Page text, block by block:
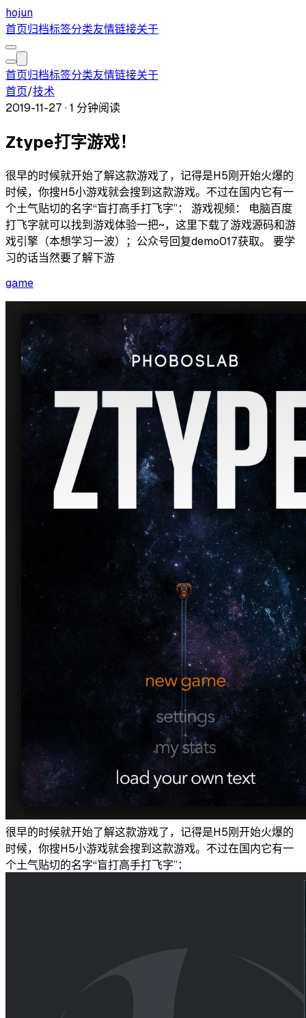
hojun
首页归档标签分类友情链接关于
首页归档标签分类友情链接关于
首页/技术
2019-11-27 · 1 分钟阅读
Ztype打字游戏！
很早的时候就开始了解这款游戏了，记得是H5刚开始火爆的
时候，你搜H5小游戏就会搜到这款游戏。不过在国内它有一
个土气贴切的名字“盲打高手打飞字”： 游戏视频： 电脑百度
打飞字就可以找到游戏体验一把~，这里下载了游戏源码和游
戏引擎（本想学习一波）；公众号回复demo017获取。 要学
习的话当然要了解下游
game
很早的时候就开始了解这款游戏了，记得是H5刚开始火爆的
时候，你搜H5小游戏就会搜到这款游戏。不过在国内它有一
个土气贴切的名字“盲打高手打飞字”：